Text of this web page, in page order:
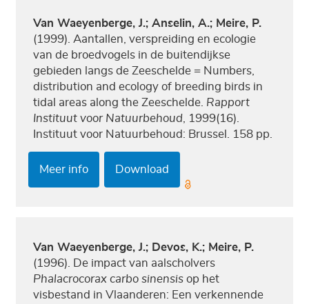
Van Waeyenberge, J.; Anselin, A.; Meire, P.
(1999). Aantallen, verspreiding en ecologie
van de broedvogels in de buitendijkse
gebieden langs de Zeeschelde = Numbers,
distribution and ecology of breeding birds in
tidal areas along the Zeeschelde. Rapport
Instituut voor Natuurbehoud , 1999(16).
Instituut voor Natuurbehoud: Brussel. 158 pp.
Meer info Download
Van Waeyenberge, J.; Devos, K.; Meire, P.
(1996). De impact van aalscholvers
Phalacrocorax carbo sinensis op het
visbestand in Vlaanderen: Een verkennende